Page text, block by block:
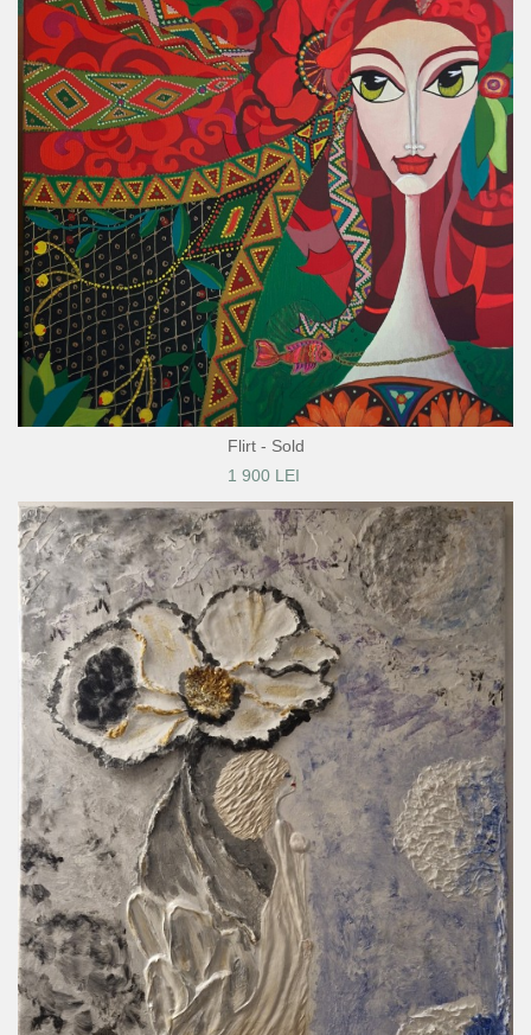
Flirt - Sold
1 900 LEI